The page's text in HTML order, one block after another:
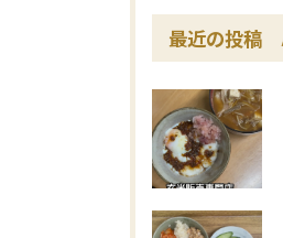
最近の投稿